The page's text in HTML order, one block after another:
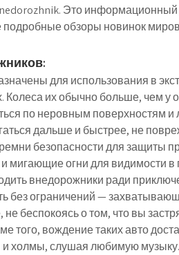
Это
подробные обзоры новинок
для использования в
Колеса их обычно больше, чем у
по неровным поверхностям и
дальше и быстрее, не
безопасности для защиты
мигающие огни для видимости в
внедорожники ради
без ограничений —
не беспокоясь о том, что вы
того, вождение таких авто
и холмы, слушая любимую